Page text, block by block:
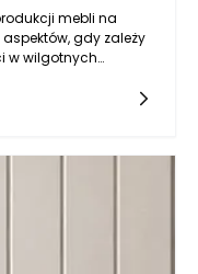
mebli na
gdy zależy
w wilgotnych
miał